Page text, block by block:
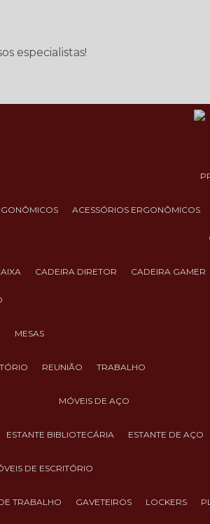
especialistas!
ACESSÓRIOS ERGONÔMICOS
CADEIRA DIRETOR CADEIRA GAMER
MESAS
REUNIÃO TRABALHO
MÓVEIS DE AÇO
ESTANTE BIBLIOTECÁRIA ESTANTE DE AÇO
DE ESCRITÓRIO
DE TRABALHO GAVETEIROS LOCKERS